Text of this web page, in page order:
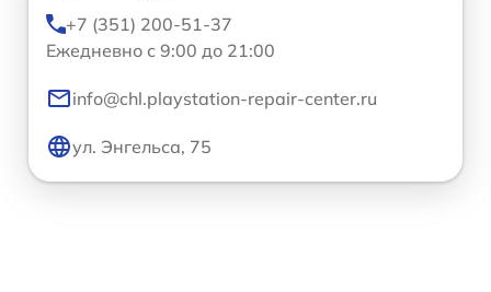
+7 (351) 200-51-37
Ежедневно с 9:00 до 21:00
info@chl.playstation-repair-center.ru
ул. Энгельса, 75